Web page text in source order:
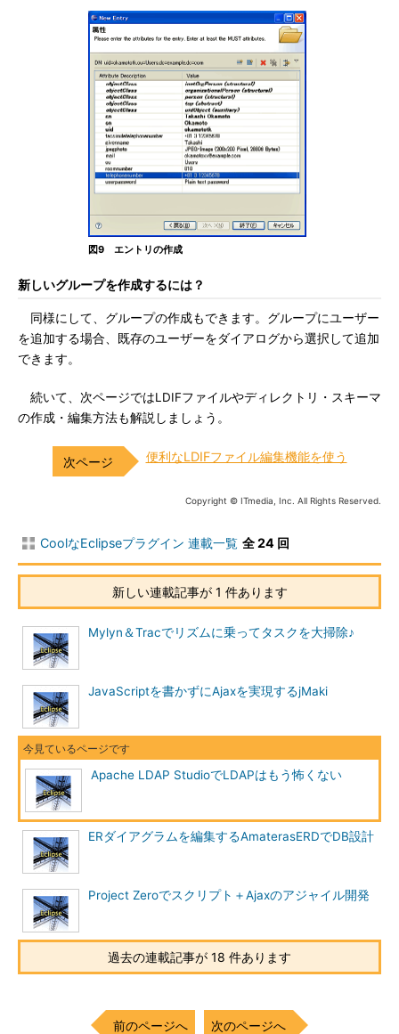
図9 エントリの作成
新しいグループを作成するには？
同様にして、グループの作成もできます。グループにユーザー
を追加する場合、既存のユーザーをダイアログから選択して追加
できます。
続いて、次ページではLDIFファイルやディレクトリ・スキーマ
の作成・編集方法も解説しましょう。
便利なLDIFファイル編集機能を使う
Copyright © ITmedia, Inc. All Rights Reserved.
CoolなEclipseプラグイン 連載一覧 全 24 回
新しい連載記事が 1 件あります
Mylyn＆Tracでリズムに乗ってタスクを大掃除♪
JavaScriptを書かずにAjaxを実現するjMaki
Apache LDAP StudioでLDAPはもう怖くない
ERダイアグラムを編集するAmaterasERDでDB設計
Project Zeroでスクリプト＋Ajaxのアジャイル開発
過去の連載記事が 18 件あります
前のページへ 次のページへ